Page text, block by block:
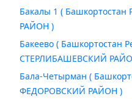
Бакалы 1 (
РАЙОН )
Бакеево ( Башкортостан
СТЕРЛИБАШЕВСКИЙ
Бала-Четырман (
ФЕДОРОВСКИЙ РАЙОН )